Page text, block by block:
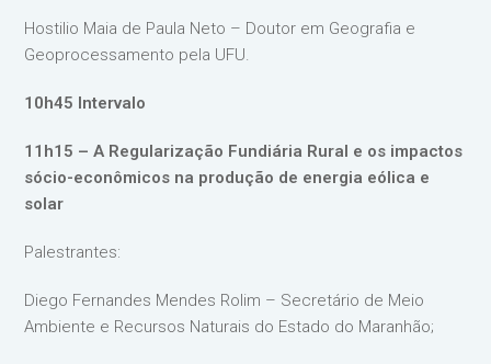
Hostilio Maia de Paula Neto – Doutor em Geografia e
Geoprocessamento pela UFU.
10h45 Intervalo
11h15 – A Regularização Fundiária Rural e os impactos
sócio-econômicos na produção de energia eólica e
solar
Palestrantes:
Diego Fernandes Mendes Rolim – Secretário de Meio
Ambiente e Recursos Naturais do Estado do Maranhão;